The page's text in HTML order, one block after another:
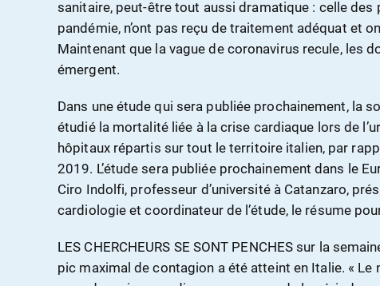
sanitaire, peut-être tout aussi dramatique : celle des
pandémie, n’ont pas reçu de traitement adéquat et
Maintenant que la vague de coronavirus recule, les
émergent.
Dans une étude qui sera publiée prochainement, la
étudié la mortalité liée à la crise cardiaque lors de
hôpitaux répartis sur tout le territoire italien, par
2019. L’étude sera publiée prochainement dans le
Ciro Indolfi, professeur d’université à Catanzaro,
cardiologie et coordinateur de l’étude, le résume
LES CHERCHEURS SE SONT PENCHES sur la
pic maximal de contagion a été atteint en Italie. « Le